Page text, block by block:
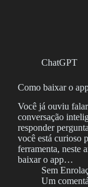
ChatGPT
Como baixar o
Você já ouviu
conversação
responder
você está curioso
ferramenta, neste
baixar o app…
Sem
Um